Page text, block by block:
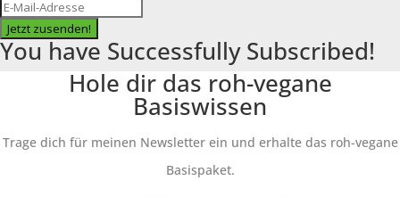
Jetzt zusenden!
You have Successfully Subscribed!
Hole dir das roh-vegane
Basiswissen
Trage dich für meinen Newsletter ein und erhalte das roh-vegane
Basispaket.